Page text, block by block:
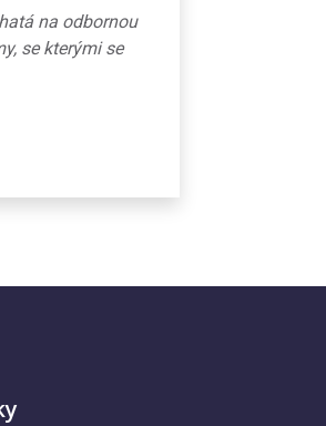
na odbornou
se kterými se